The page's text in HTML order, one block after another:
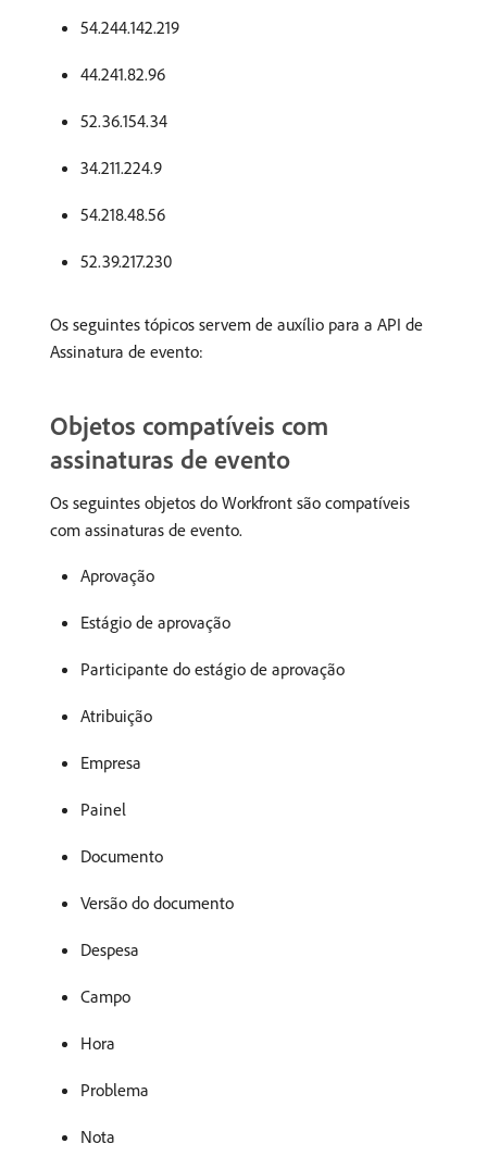
54.244.142.219
44.241.82.96
52.36.154.34
34.211.224.9
54.218.48.56
52.39.217.230
Os seguintes tópicos servem de auxílio para a API de
Assinatura de evento:
Objetos compatíveis com
assinaturas de evento
Os seguintes objetos do Workfront são compatíveis
com assinaturas de evento.
Aprovação
Estágio de aprovação
Participante do estágio de aprovação
Atribuição
Empresa
Painel
Documento
Versão do documento
Despesa
Campo
Hora
Problema
Nota